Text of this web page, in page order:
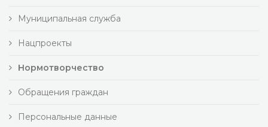
Муниципальная служба
Нацпроекты
Нормотворчество
Обращения граждан
Персональные данные